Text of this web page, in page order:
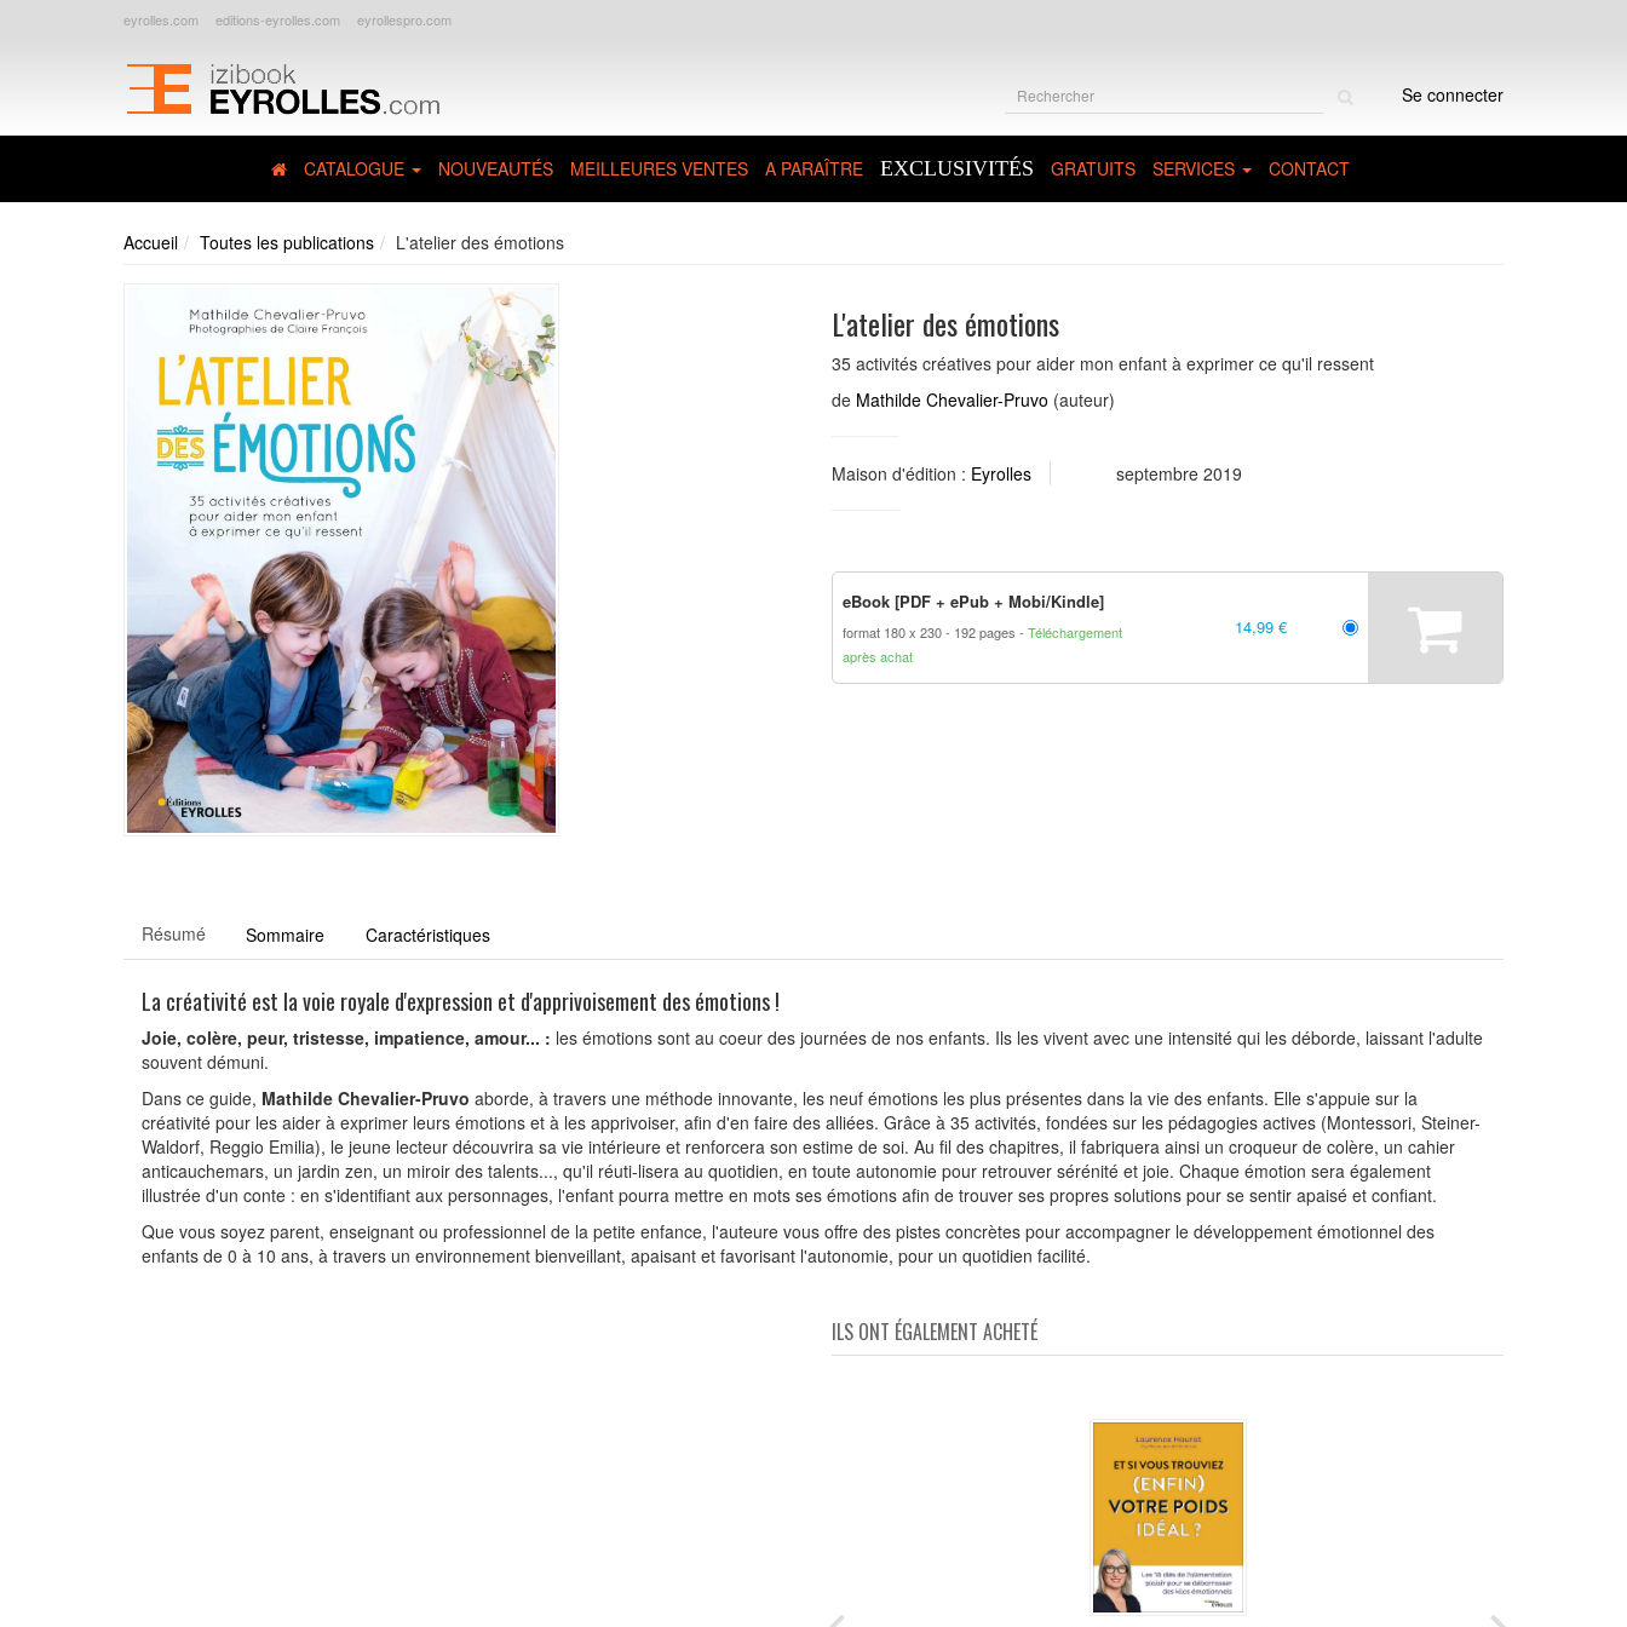
eyrolles.com editions-eyrolles.com eyrollespro.com
Se connecter
CATALOGUE NOUVEAUTÉS MEILLEURES VENTES A PARAÎTRE EXCLUSIVITÉS GRATUITS SERVICES CONTACT
Accueil Toutes les publications L'atelier des émotions
L'atelier des émotions
35 activités créatives pour aider mon enfant à exprimer ce qu'il ressent
de Mathilde Chevalier-Pruvo (auteur)
Maison d'édition : Eyrolles septembre 2019
eBook [PDF + ePub + Mobi/Kindle]
format 180 x 230 192 pages
Téléchargement
après achat
14,99 €
Résumé Sommaire Caractéristiques
La créativité est la voie royale d'expression et d'apprivoisement des émotions !
Joie, colère, peur, tristesse, impatience, amour... : les émotions sont au coeur des journées de nos enfants. Ils les vivent avec une intensité qui les déborde, laissant l'adulte
souvent démuni.
Dans ce guide, Mathilde Chevalier-Pruvo aborde, à travers une méthode innovante, les neuf émotions les plus présentes dans la vie des enfants. Elle s'appuie sur la
créativité pour les aider à exprimer leurs émotions et à les apprivoiser, afin d'en faire des alliées. Grâce à 35 activités, fondées sur les pédagogies actives (Montessori, Steiner-
Waldorf, Reggio Emilia), le jeune lecteur découvrira sa vie intérieure et renforcera son estime de soi. Au fil des chapitres, il fabriquera ainsi un croqueur de colère, un cahier
anticauchemars, un jardin zen, un miroir des talents..., qu'il réuti-lisera au quotidien, en toute autonomie pour retrouver sérénité et joie. Chaque émotion sera également
illustrée d'un conte : en s'identifiant aux personnages, l'enfant pourra mettre en mots ses émotions afin de trouver ses propres solutions pour se sentir apaisé et confiant.
Que vous soyez parent, enseignant ou professionnel de la petite enfance, l'auteure vous offre des pistes concrètes pour accompagner le développement émotionnel des
enfants de 0 à 10 ans, à travers un environnement bienveillant, apaisant et favorisant l'autonomie, pour un quotidien facilité.
ILS ONT ÉGALEMENT ACHETÉ